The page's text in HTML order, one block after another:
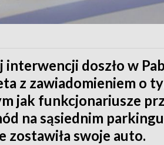
interwencji doszło w
z zawiadomieniem o
jak funkcjonariusze
na sąsiednim
zostawiła swoje auto.